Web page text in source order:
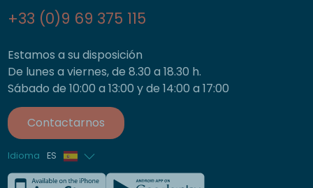
+33 (0)9 69 375 115
Estamos a su disposición
De lunes a viernes, de 8.30 a 18.30 h.
Sábado de 10:00 a 13:00 y de 14:00 a 17:00
Contactarnos
Idioma ES
Francés